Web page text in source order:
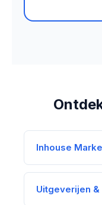
Inhouse
Uitgeverijen